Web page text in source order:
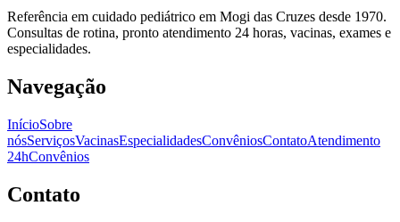
Referência em cuidado pediátrico em Mogi das Cruzes desde 1970.
Consultas de rotina, pronto atendimento 24 horas, vacinas, exames e
especialidades.
Navegação
InícioSobre
nósServiçosVacinasEspecialidadesConvêniosContatoAtendimento
24hConvênios
Contato